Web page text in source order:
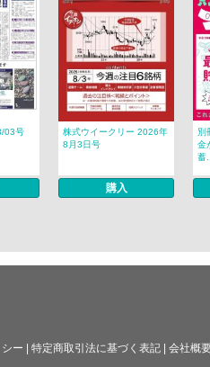
03号
株式ウイークリー 2026年
8月3日号
購入
別
金
蓄...
ー 特定商取引法に基づく表記 会社概